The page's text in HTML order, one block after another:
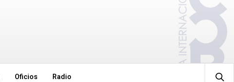
Oficios Radio